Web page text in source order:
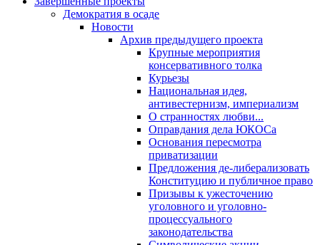
Демократия в осаде
Новости
Архив предыдущего проекта
Крупные мероприятия
консервативного толка
Курьезы
Национальная идея,
антивестернизм, империализм
О странностях любви...
Оправдания дела ЮКОСа
Основания пересмотра
приватизации
Предложения де-либерализовать
Конституцию и публичное право
Призывы к ужесточению
уголовного и уголовно-
процессуального
законодательства